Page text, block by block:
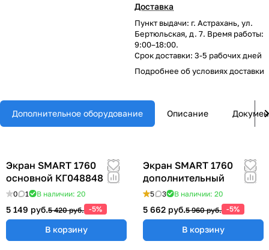
Доставка
Пункт выдачи: г. Астрахань, ул.
Бертюльская, д. 7. Время работы:
9:00–18:00.
Срок доставки: 3-5 рабочих дней
Подробнее обусловиях доставки
Дополнительное оборудование Описание
Экран SMART 1760
основной КГ048848
0 1 В наличии: 20
5 149 руб.5 420 руб. -5%
В корзину
Экран SMART 1760
дополнительный
5 3 В наличии: 20
5 662 руб.5 960 руб. -5%
В корзину